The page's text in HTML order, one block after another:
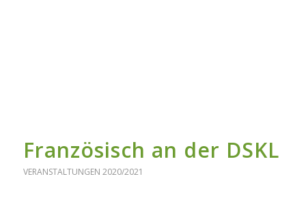
Französisch an der DSKL
VERANSTALTUNGEN 2020/2021